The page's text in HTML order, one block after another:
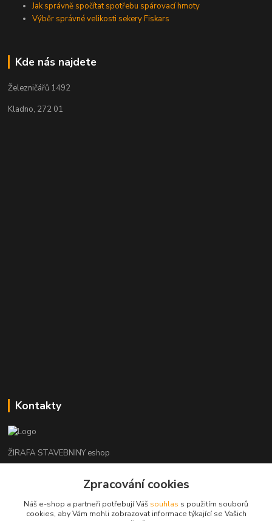
Jak správně spočítat spotřebu spárovací hmoty
Výběr správné velikosti sekery Fiskars
Kde nás najdete
Železničářů 1492
Kladno, 272 01
Kontakty
ŽIRAFA STAVEBNINY eshop
+420 312 685 342
kladno@zirafa-stavebniny.cz
Zpracování cookies
Náš e-shop a partneři potřebují Váš souhlas s použitím souborů
cookies, aby Vám mohli zobrazovat informace týkající se Vašich